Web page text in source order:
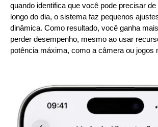
quando identifica que você pode precisar
longo do dia, o sistema faz pequenos
dinâmica. Como resultado, você ganha
perder desempenho, mesmo ao usar
potência máxima, como a câmera ou jogos